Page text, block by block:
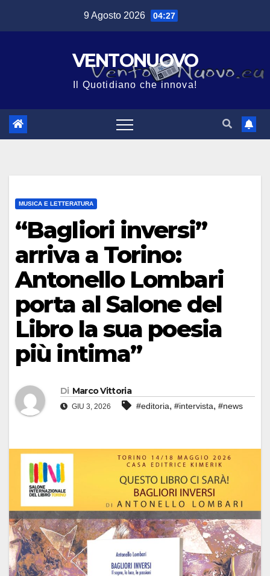
9 Agosto 2026 04:27
VENTONUOVO
Il Quotidiano che innova!
MUSICA E LETTERATURA
“Bagliori inversi”
arriva a Torino:
Antonello Lombari
porta al Salone del
Libro la sua poesia
più intima”
Di Marco Vittoria
GIU 3, 2026 #editoria, #intervista, #news